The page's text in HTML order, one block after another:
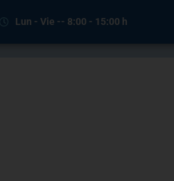
Lun - Vie -- 8:00 - 15:00 h